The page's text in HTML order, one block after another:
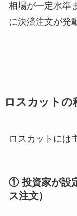
相場が一定水準
に決済注文が発
ロスカットの
ロスカットには
① 投資家が設
ス注文）